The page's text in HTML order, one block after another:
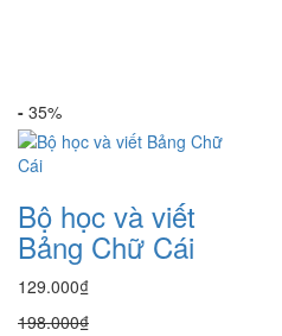
- 35%
Bộ học và viết
Bảng Chữ Cái
129.000₫
198.000₫